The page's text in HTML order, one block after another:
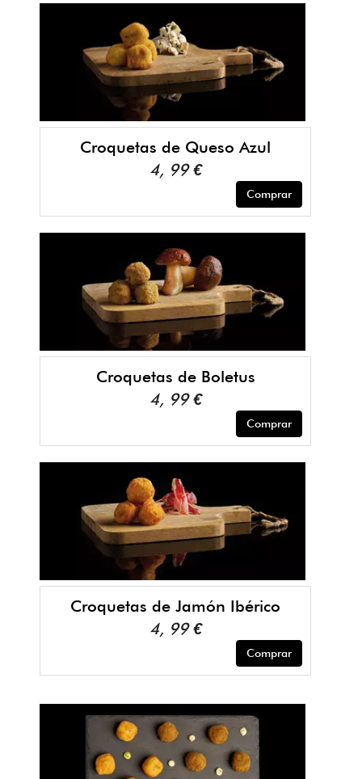
Croquetas de Queso Azul
4, 99 €
Comprar
Croquetas de Boletus
4, 99 €
Comprar
Croquetas de Jamón Ibérico
4, 99 €
Comprar